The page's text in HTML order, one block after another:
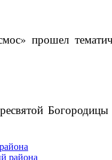
прошел
Богородицы